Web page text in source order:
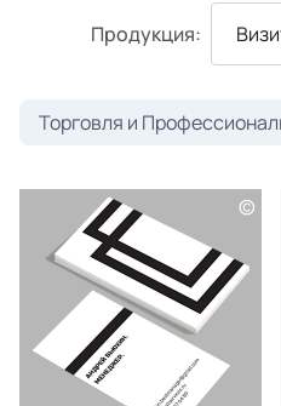
Продукция:
Торговля и
©